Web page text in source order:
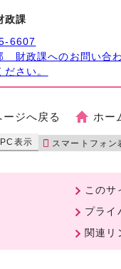
政課
6607
財政課へのお問い合
さい。
ジへ戻る ホー
PC表示 スマートフォン
このサ
プライ
関連リ